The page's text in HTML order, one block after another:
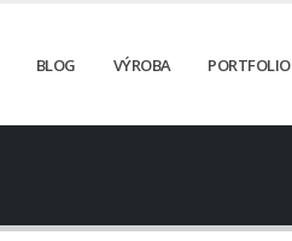
BLOG VÝROBA PORTFOLIO